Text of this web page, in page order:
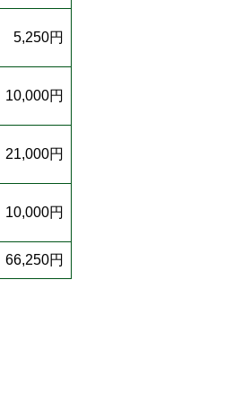
5,250円
10,000円
21,000円
10,000円
66,250円